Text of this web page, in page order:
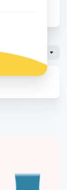
魔都云